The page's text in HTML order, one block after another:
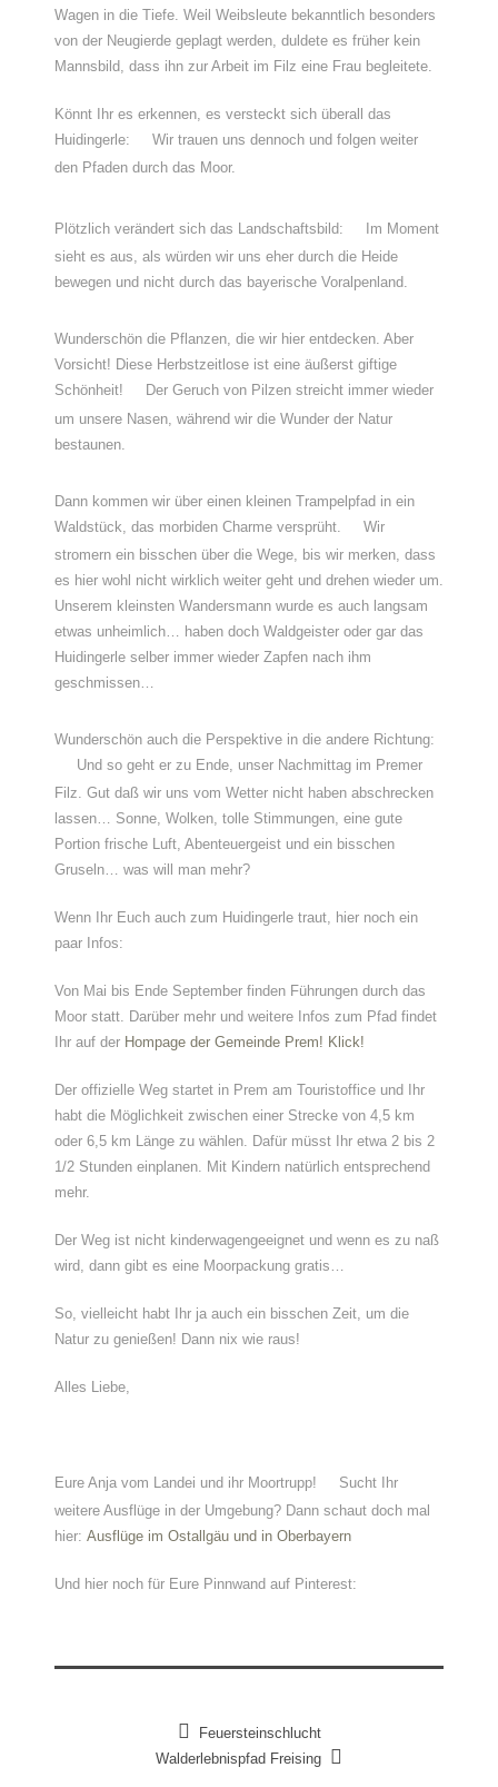
Wagen in die Tiefe. Weil Weibsleute bekanntlich besonders
von der Neugierde geplagt werden, duldete es früher kein
Mannsbild, dass ihn zur Arbeit im Filz eine Frau begleitete.
Könnt Ihr es erkennen, es versteckt sich überall das
Huidingerle:
Wir trauen uns dennoch und folgen weiter
den Pfaden durch das Moor.
Plötzlich verändert sich das Landschaftsbild:
Im Moment
sieht es aus, als würden wir uns eher durch die Heide
bewegen und nicht durch das bayerische Voralpenland.
Wunderschön die Pflanzen, die wir hier entdecken. Aber
Vorsicht! Diese Herbstzeitlose ist eine äußerst giftige
Schönheit!
Der Geruch von Pilzen streicht immer wieder
um unsere Nasen, während wir die Wunder der Natur
bestaunen.
Dann kommen wir über einen kleinen Trampelpfad in ein
Waldstück, das morbiden Charme versprüht.
Wir
stromern ein bisschen über die Wege, bis wir merken, dass
es hier wohl nicht wirklich weiter geht und drehen wieder um.
Unserem kleinsten Wandersmann wurde es auch langsam
etwas unheimlich… haben doch Waldgeister oder gar das
Huidingerle selber immer wieder Zapfen nach ihm
geschmissen…
Wunderschön auch die Perspektive in die andere Richtung:
Und so geht er zu Ende, unser Nachmittag im Premer
Filz. Gut daß wir uns vom Wetter nicht haben abschrecken
lassen… Sonne, Wolken, tolle Stimmungen, eine gute
Portion frische Luft, Abenteuergeist und ein bisschen
Gruseln… was will man mehr?
Wenn Ihr Euch auch zum Huidingerle traut, hier noch ein
paar Infos:
Von Mai bis Ende September finden Führungen durch das
Moor statt. Darüber mehr und weitere Infos zum Pfad findet
Ihr auf der Hompage der Gemeinde Prem! Klick!
Der offizielle Weg startet in Prem am Touristoffice und Ihr
habt die Möglichkeit zwischen einer Strecke von 4,5 km
oder 6,5 km Länge zu wählen. Dafür müsst Ihr etwa 2 bis 2
1/2 Stunden einplanen. Mit Kindern natürlich entsprechend
mehr.
Der Weg ist nicht kinderwagengeeignet und wenn es zu naß
wird, dann gibt es eine Moorpackung gratis…
So, vielleicht habt Ihr ja auch ein bisschen Zeit, um die
Natur zu genießen! Dann nix wie raus!
Alles Liebe,
Eure Anja vom Landei und ihr Moortrupp!
Sucht Ihr
weitere Ausflüge in der Umgebung? Dann schaut doch mal
hier: Ausflüge im Ostallgäu und in Oberbayern
Und hier noch für Eure Pinnwand auf Pinterest:
Feuersteinschlucht
Walderlebnispfad Freising